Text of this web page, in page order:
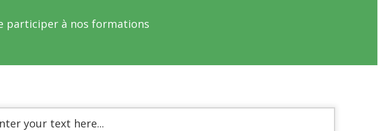
participer à nos formations
your text here...